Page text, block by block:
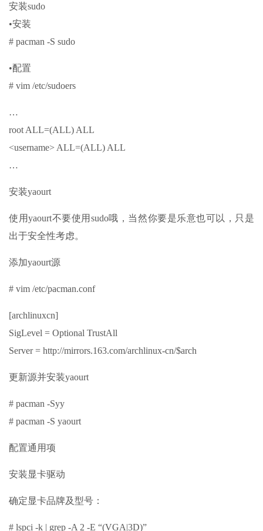
安装sudo
•安装
# pacman -S sudo
•配置
# vim /etc/sudoers
…
root ALL=(ALL) ALL
<username> ALL=(ALL) ALL
…
安装yaourt
使用yaourt不要使用sudo哦，当然你要是乐意也可以，只是
出于安全性考虑。
添加yaourt源
# vim /etc/pacman.conf
[archlinuxcn]
SigLevel = Optional TrustAll
Server = http://mirrors.163.com/archlinux-cn/$arch
更新源并安装yaourt
# pacman -Syy
# pacman -S yaourt
配置通用项
安装显卡驱动
确定显卡品牌及型号：
# lspci -k | grep -A 2 -E “(VGA|3D)”